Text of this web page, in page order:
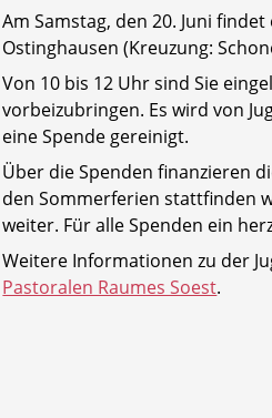
Am Samstag, den 20. Juni
Ostinghausen (Kreuzung:
Von 10 bis 12 Uhr sind Sie
vorbeizubringen. Es wird von
eine Spende gereinigt.
Über die Spenden finanzieren
den Sommerferien stattfinden
weiter. Für alle Spenden ein
Weitere Informationen zu der
Pastoralen Raumes Soest.